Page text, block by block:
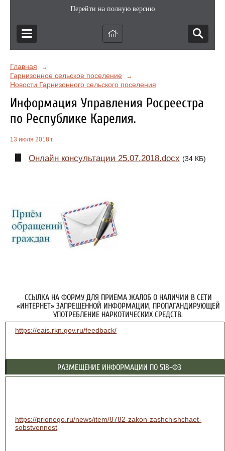
Перейти на полную версию
Главная →
Гарнизонное сельское поселение →
Новости Гарнизонного сельского поселения
Информация Управления Росреестра
по Республике Карелия.
13 июля 2018 г.
Онлайн консультации 25.07.2018.docx (34 КБ)
ССЫЛКА НА ФОРМУ ДЛЯ ПРИЕМА ЖАЛОБ О НАЛИЧИИ В СЕТИ
«ИНТЕРНЕТ» ЗАПРЕЩЕННОЙ ИНФОРМАЦИИ, ПРОПАГАНДИРУЮЩЕЙ
УПОТРЕБЛЕНИЕ НАРКОТИЧЕСКИХ СРЕДСТВ.
https://eais.rkn.gov.ru/feedback/
РАЗМЕЩЕНИЕ ИНФОРМАЦИИ ПО 518-ФЗ
https://prionego.ru/news/item/8782-zakon-zashchishchaet-
sobstvennost